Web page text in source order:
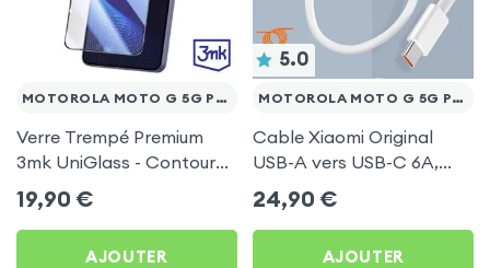
MOTOROLA MOTO G 5G PLUS
Verre Trempé Premium
3mk UniGlass - Contour
Noir pour Motorola Moto
G 5G Plus
19,90 €
AJOUTER
5.0
MOTOROLA MOTO G 5G PLUS
Cable Xiaomi Original
USB-A vers USB-C 6A,
Charge Rapide et
Synchronisation - Blanc
pour Motorola Moto G 5G
24,90 €
AJOUTER